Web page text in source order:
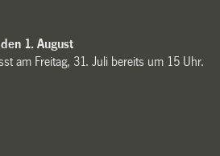
1. August
am Freitag, 31. Juli bereits um 15 Uhr.